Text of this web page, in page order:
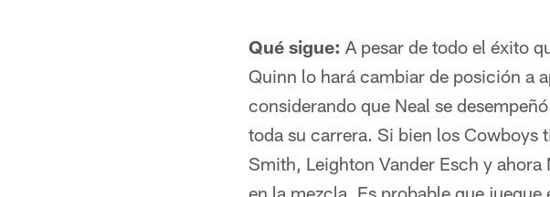
Qué sigue: A pesar de todo el éxito
Quinn lo hará cambiar de posición a
considerando que Neal se
toda su carrera. Si bien los Cowboys
Smith, Leighton Vander Esch y
en la mezcla. Es probable que